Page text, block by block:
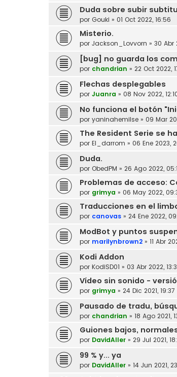
Duda sobre subir
por Gouki » 01 Oct 2022, 16:56
Misterio.
por Jackson_Lovvorn » 30 Abr
[bug] no guarda los
por chandrian » 22 Oct 2022,
Flechas desplegables
por Juanra » 08 Nov 2022,
No funciona el botón
por yaninahemilse » 09 Mar
The Resident Serie se
por El_darrom » 06 Ene 2023,
Duda.
por ObedPM » 26 Ago 2022,
Problemas de acceso:
por grimya » 06 May 2022,
Traducciones en el
por canovas » 24 Ene 2022,
ModBot y puntos
por marilynbrown2 » 11 Abr
Kodi Addon
por KodiSD01 » 03 Abr 2022,
Vídeo sin sonido -
por grimya » 24 Dic 2021, 19:37
Pausado de tradu,
por chandrian » 18 Ago 2021,
Guiones bajos,
por DavidAller » 29 Jul 2021,
99 % y... ya
por DavidAller » 14 Jun 2021,